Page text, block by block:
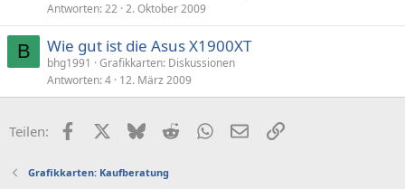
Antworten 22 2. Oktober 2009
B Wie gut ist die Asus X1900XT
bhg1991
Grafikkarten: Diskussionen
Antworten 4 12. März 2009
Teilen: FacebookX (Twitter)
BlueskyRedditWhatsApp
E-MailLink
Grafikkarten: Kaufberatung